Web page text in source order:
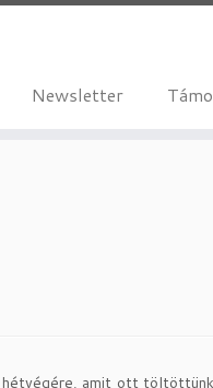
Newsletter
amit ott